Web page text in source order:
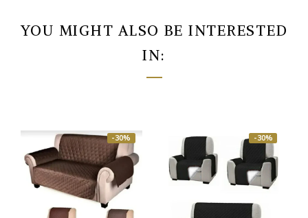
YOU MIGHT ALSO BE INTERESTED
IN:
-30% -30%